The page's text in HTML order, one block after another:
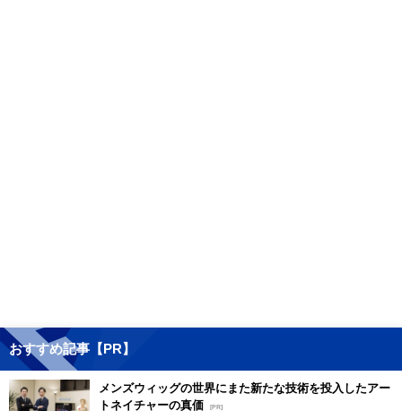
おすすめ記事【PR】
メンズウィッグの世界にまた新たな技術を投入したアー
トネイチャーの真価 [PR]